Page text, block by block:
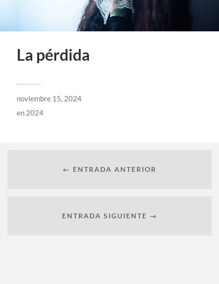
La pérdida
noviembre 15, 2024
en 2024
← ENTRADA ANTERIOR
ENTRADA SIGUIENTE →